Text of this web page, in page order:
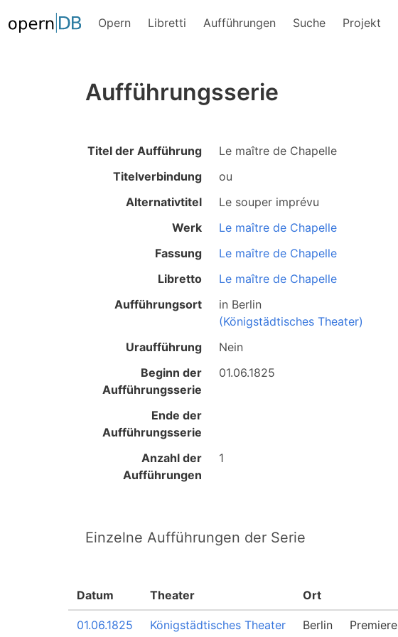
Opern Libretti Aufführungen Suche Projekt
Aufführungsserie
Titel der Aufführung
Le maître de Chapelle
Titelverbindung
ou
Alternativtitel
Le souper imprévu
Werk
Le maître de Chapelle
Fassung
Le maître de Chapelle
Libretto
Le maître de Chapelle
Aufführungsort
in Berlin
(Königstädtisches Theater)
Uraufführung
Nein
Beginn der
Aufführungsserie
01.06.1825
Ende der
Aufführungsserie
Anzahl der
Aufführungen
1
Einzelne Aufführungen der Serie
Datum Theater Ort
01.06.1825 Königstädtisches Theater Berlin
Premiere